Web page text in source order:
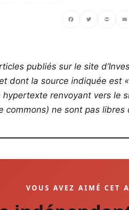
publiés sur le site
dont la source indiquée est
renvoyant vers le
commons) ne sont pas libres
VOUS AVEZ AIMÉ CET